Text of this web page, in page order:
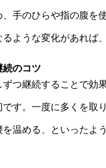
手のひらや指の腹を
ような変化があれば
続のコツ
つ継続することで
す。一度に多くを取
温める、といった